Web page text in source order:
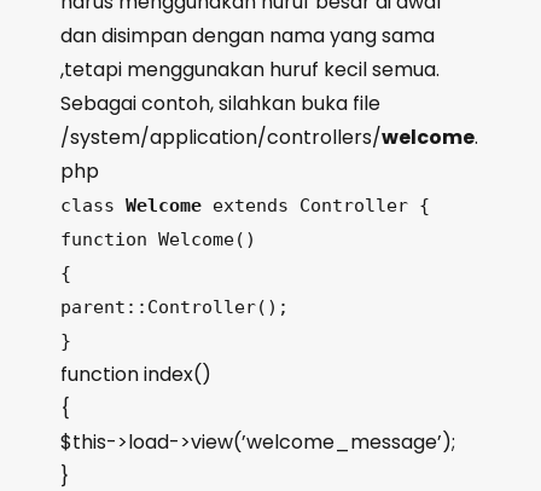
dan disimpan dengan nama yang sama
,tetapi menggunakan huruf kecil semua.
Sebagai contoh, silahkan buka file
/system/application/controllers/welcome.
php
class Welcome extends Controller {
function Welcome()
{
parent::Controller();
}
function index()
{
$this->load->view(’welcome_message’);
}